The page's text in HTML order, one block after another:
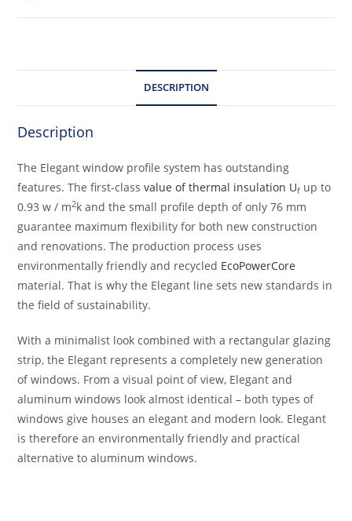
DESCRIPTION
Description
The Elegant window profile system has outstanding
features. The first-classvalue of thermal insulation Uf up to
0.93 w / m2k and the small profile depth of only 76 mm
guarantee maximum flexibility for both new construction
and renovations. The production process uses
environmentally friendly and recycled EcoPowerCore
material. That is why the Elegant line sets new standards in
the field of sustainability.
With a minimalist look combined with a rectangular glazing
strip, the Elegant represents a completely new generation
of windows. From a visual point of view, Elegant and
aluminum windows look almost identical – both types of
windows give houses an elegant and modern look. Elegant
is therefore an environmentally friendly and practical
alternative to aluminum windows.